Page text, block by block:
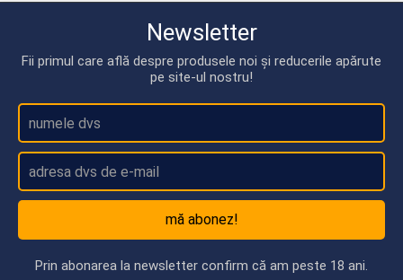
Newsletter
Fii primul care află despre produsele noi și reducerile apărute
pe site-ul nostru!
mă abonez!
Prin abonarea la newsletter confirm că am peste 18 ani.